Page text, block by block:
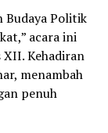
Budaya Politik
acara ini
XII. Kehadiran
menambah
penuh